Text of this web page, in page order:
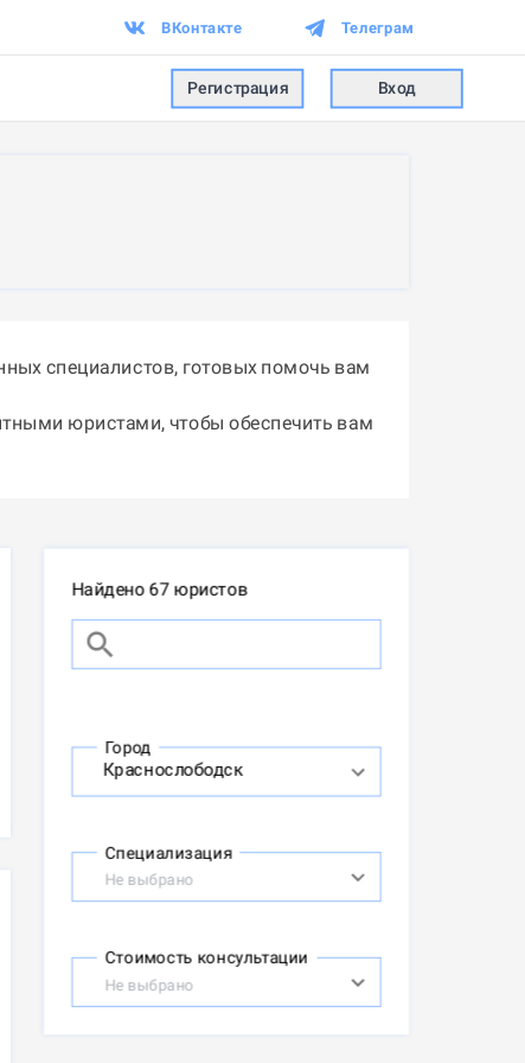
ВКонтакте Телеграм
Регистрация Вход
специалистов, готовых помочь вам
юристами, чтобы обеспечить вам
Найдено 67 юристов
Город
Специализация
Не выбрано
Стоимость консультации
Не выбрано